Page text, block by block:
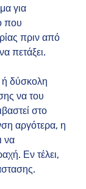
για
που
πριν από
πετάξει.
ή δύσκολη
να του
στο
αργότερα, η
να
Εν τέλει,